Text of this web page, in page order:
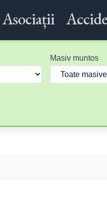
Asociații
Masiv muntos